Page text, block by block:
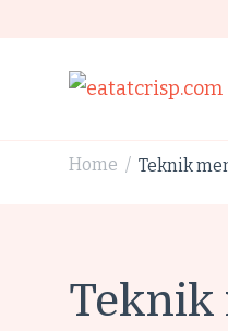
Home / Teknik
Teknik